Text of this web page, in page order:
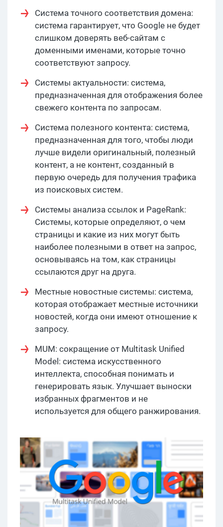
Система точного соответствия домена:
система гарантирует, что Google не будет
слишком доверять веб-сайтам с
доменными именами, которые точно
соответствуют запросу.
Системы актуальности: система,
предназначенная для отображения более
свежего контента по запросам.
Система полезного контента: система,
предназначенная для того, чтобы люди
лучше видели оригинальный, полезный
контент, а не контент, созданный в
первую очередь для получения трафика
из поисковых систем.
Системы анализа ссылок и PageRank:
Системы, которые определяют, о чем
страницы и какие из них могут быть
наиболее полезными в ответ на запрос,
основываясь на том, как страницы
ссылаются друг на друга.
Местные новостные системы: система,
которая отображает местные источники
новостей, когда они имеют отношение к
запросу.
MUM: сокращение от Multitask Unified
Model: система искусственного
интеллекта, способная понимать и
генерировать язык. Улучшает выноски
избранных фрагментов и не
используется для общего ранжирования.